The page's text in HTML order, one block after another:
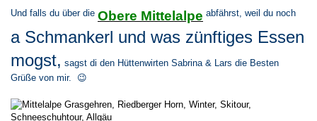
Und falls du über die Obere Mittelalpe abfährst, weil du noch
a Schmankerl und was zünftiges Essen
mogst, sagst di den Hüttenwirten Sabrina & Lars die Besten
Grüße von mir. 😉